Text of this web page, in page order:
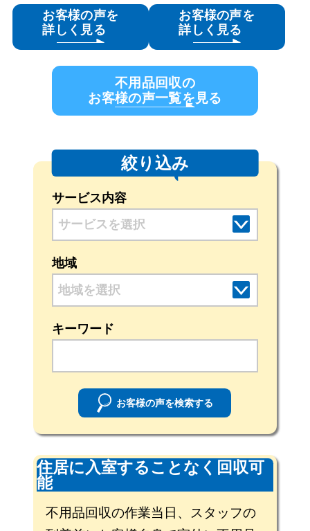
お客様の声を
詳しく見る
お客様の声を
詳しく見る
不用品回収の
お客様の声一覧を見る
絞り込み
サービス内容
地域
地域を選択
キーワード
お客様の声を検索する
住居に入室することなく回収可
能
不用品回収の作業当日、スタッフの